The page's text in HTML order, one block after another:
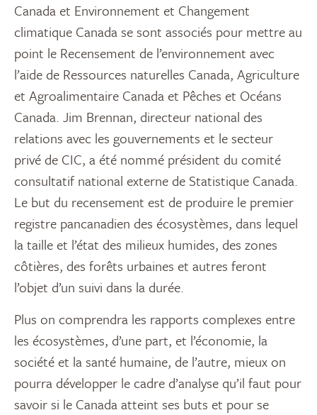
Canada et Environnement et Changement
climatique Canada se sont associés pour mettre au
point le Recensement de l’environnement avec
l’aide de Ressources naturelles Canada, Agriculture
et Agroalimentaire Canada et Pêches et Océans
Canada. Jim Brennan, directeur national des
relations avec les gouvernements et le secteur
privé de CIC, a été nommé président du comité
consultatif national externe de Statistique Canada.
Le but du recensement est de produire le premier
registre pancanadien des écosystèmes, dans lequel
la taille et l’état des milieux humides, des zones
côtières, des forêts urbaines et autres feront
l’objet d’un suivi dans la durée.
Plus on comprendra les rapports complexes entre
les écosystèmes, d’une part, et l’économie, la
société et la santé humaine, de l’autre, mieux on
pourra développer le cadre d’analyse qu’il faut pour
savoir si le Canada atteint ses buts et pour se